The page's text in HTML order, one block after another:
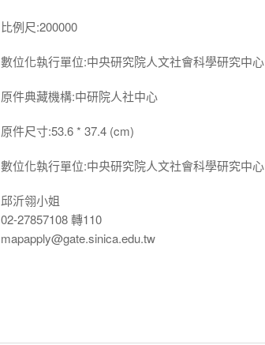
比例尺:200000
數位化執行單位:中央研究院人文社會科學研究中心
原件典藏機構:中研院人社中心
原件尺寸:53.6 * 37.4 (cm)
數位化執行單位:中央研究院人文社會科學研究中心
邱沂翎小姐
02-27857108 轉110
mapapply@gate.sinica.edu.tw